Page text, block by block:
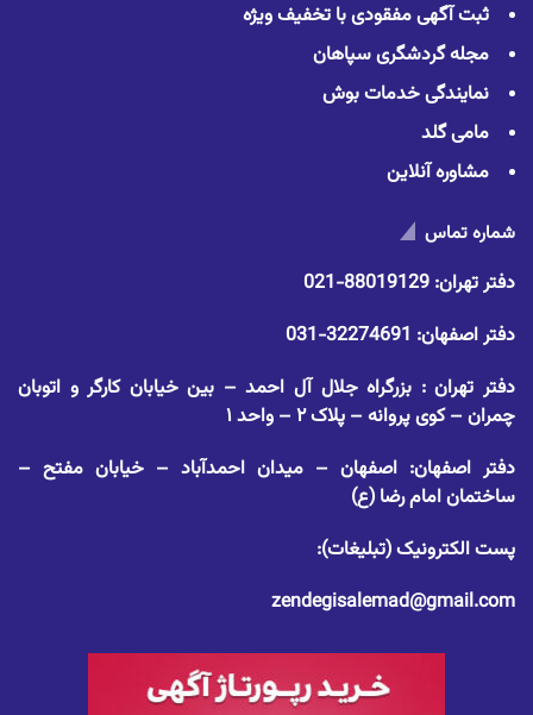
ثبت آگهی مفقودی با تخفیف ویژه
مجله گردشگری سپاهان
نمایندگی خدمات بوش
مامی گلد
مشاوره آنلاین
شماره تماس
دفتر تهران: 88019129-021
دفتر اصفهان: 32274691-031
دفتر تهران : بزرگراه جلال آل احمد – بین خیابان کارگر و اتوبان
چمران – کوی پروانه – پلاک ۲ – واحد ۱
دفتر اصفهان: اصفهان – میدان احمدآباد – خیابان مفتح –
ساختمان امام رضا (ع)
پست الکترونیک (تبلیغات):
zendegisalemad@gmail.com